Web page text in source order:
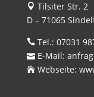
Tilsiter Str. 2
D – 71065
Tel.: 07031
E-Mail:
Webseite: